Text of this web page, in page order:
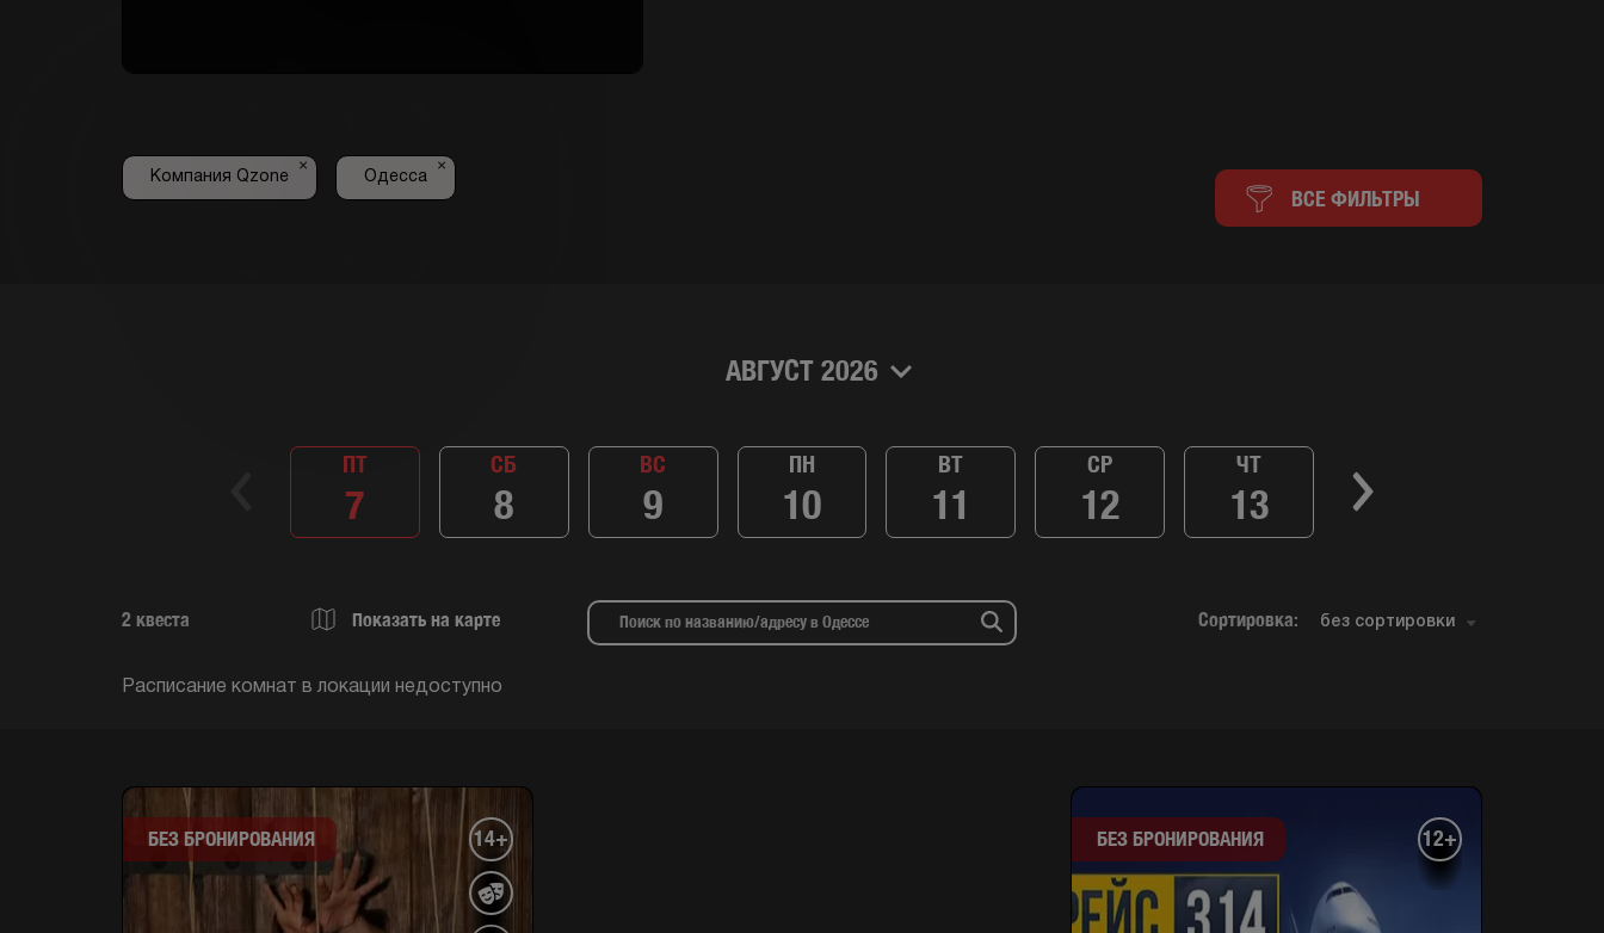
Компания Qzone
×
Одесса
×
ВСЕ ФИЛЬТРЫ
АВГУСТ 2026
ПТ
7
СБ
8
ВС
9
ПН
10
ВТ
11
СР
12
ЧТ
13
2 квеста Показать на карте Сортировка:
Расписание комнат в локации недоступно
БЕЗ БРОНИРОВАНИЯ 14+ БЕЗ БРОНИРОВАНИЯ 12+